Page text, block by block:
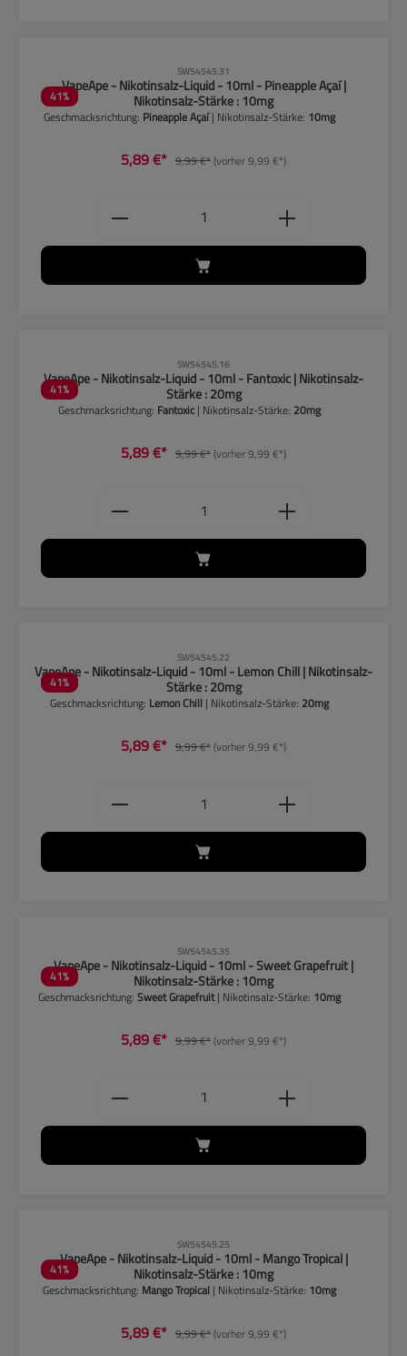
41%
SW54545.31
VapeApe - Nikotinsalz-Liquid - 10ml - Pineapple Açaí |
Nikotinsalz-Stärke : 10mg
Geschmacksrichtung: Pineapple Açaí| Nikotinsalz-Stärke: 10mg
5,89 €* 9,99 €*(vorher 9,99 €*)
Produkt Anzahl: Gib den
41%
SW54545.16
VapeApe - Nikotinsalz-Liquid - 10ml - Fantoxic | Nikotinsalz-
Stärke : 20mg
Geschmacksrichtung: Fantoxic | Nikotinsalz-Stärke: 20mg
5,89 €* 9,99 €*(vorher 9,99 €*)
Produkt Anzahl: Gib den
41%
SW54545.22
VapeApe - Nikotinsalz-Liquid - 10ml - Lemon Chill | Nikotinsalz-
Stärke : 20mg
Geschmacksrichtung: Lemon Chill | Nikotinsalz-Stärke: 20mg
5,89 €* 9,99 €*(vorher 9,99 €*)
Produkt Anzahl: Gib den
41%
SW54545.35
VapeApe - Nikotinsalz-Liquid - 10ml - Sweet Grapefruit |
Nikotinsalz-Stärke : 10mg
Geschmacksrichtung:Sweet Grapefruit| Nikotinsalz-Stärke: 10mg
5,89 €* 9,99 €*(vorher 9,99 €*)
Produkt Anzahl: Gib den
41%
SW54545.25
VapeApe - Nikotinsalz-Liquid - 10ml - Mango Tropical |
Nikotinsalz-Stärke : 10mg
Geschmacksrichtung: Mango Tropical | Nikotinsalz-Stärke: 10mg
5,89 €* 9,99 €*(vorher 9,99 €*)